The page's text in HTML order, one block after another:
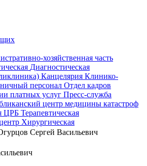
хозяйственная часть
Диагностическая
Канцелярия Клинико-
персонал Отдел кадров
платных услуг Пресс-служба
центр медицины катастроф
ЦРБ Терапевтическая
Хирургическая
Сергей Васильевич